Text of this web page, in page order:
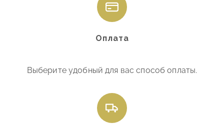
Оплата
Выберите удобный для вас способ оплаты.